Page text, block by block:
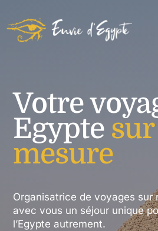
Votre
Egypte sur
mesure
Organisatrice de voyages sur
avec vous un séjour unique
l’Egypte autrement.